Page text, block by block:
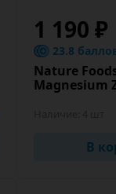
1 190 ₽
23.8
Nature
Magnesium
В